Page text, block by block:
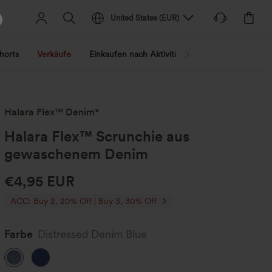
United States ( EUR)
Verkäufe Einkaufen nach Aktivität
Halara Flex™ Denim*
Halara Flex™ Scrunchie aus
gewaschenem Denim
€4,95 EUR
ACC: Buy 2, 20% Off | Buy 3, 30% Off
Farbe Distressed Denim Blue